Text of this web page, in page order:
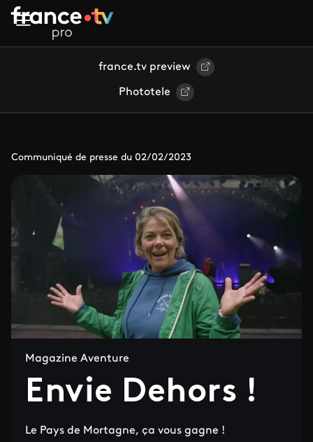
Aller au contenu principal
france.tv preview
Phototele
Communiqué de presse du 02/02/2023
Magazine Aventure
Envie Dehors !
Le Pays de Mortagne, ça vous gagne !